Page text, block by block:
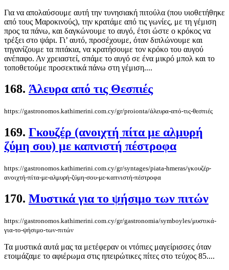
Για να απολαύσουμε αυτή την τυνησιακή πιτούλα (που υιοθετήθηκε
από τους Μαροκινούς), την κρατάμε από τις γωνίες, με τη γέμιση
προς τα πάνω, και δαγκώνουμε το αυγό, έτσι ώστε ο κρόκος να
τρέξει στο ψάρι. Γι’ αυτό, προσέχουμε, όταν διπλώνουμε και
τηγανίζουμε τα πιτάκια, να κρατήσουμε τον κρόκο του αυγού
ανέπαφο. Αν χρειαστεί, σπάμε το αυγό σε ένα μικρό μπολ και το
τοποθετούμε προσεκτικά πάνω στη γέμιση....
168. Άλευρα από τις Θεσπιές
https://gastronomos.kathimerini.com.cy/gr/proionta/άλευρα-από-τις-θεσπιές
169. Γκουζέρ (ανοιχτή πίτα με αλμυρή
ζύμη σου) με καπνιστή πέστροφα
https://gastronomos.kathimerini.com.cy/gr/syntages/piata-hmeras/γκουζέρ-
ανοιχτή-πίτα-με-αλμυρή-ζύμη-σου-με-καπνιστή-πέστροφα
170. Μυστικά για το ψήσιμο των πιτών
https://gastronomos.kathimerini.com.cy/gr/gastronomia/symboyles/μυστικά-
για-το-ψήσιμο-των-πιτών
Τα μυστικά αυτά μας τα μετέφεραν οι ντόπιες μαγείρισσες όταν
ετοιμάζαμε το αφιέρωμα στις ηπειρώτικες πίτες στο τεύχος 85....